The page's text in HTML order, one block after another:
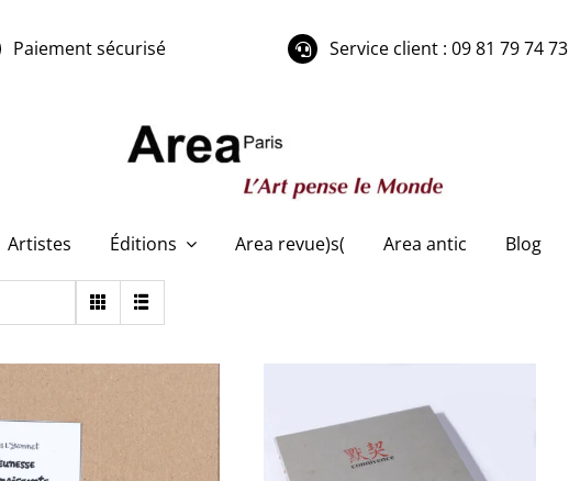
Paiement sécurisé Service client : 09 81 79 74 73
Artistes Éditions Area revue)s( Area antic Blog